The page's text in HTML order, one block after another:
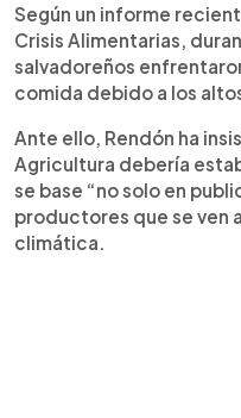
Según un informe
Crisis Alimentarias,
salvadoreños
comida debido a los
Ante ello, Rendón ha
Agricultura debería
se base “no solo en
productores que se ven
climática.